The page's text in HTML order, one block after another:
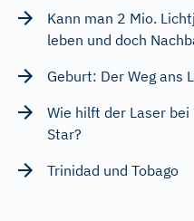
Kann man 2 Mio.
leben und doch
Geburt: Der Weg ans
Wie hilft der Laser
Star?
Trinidad und Tobago